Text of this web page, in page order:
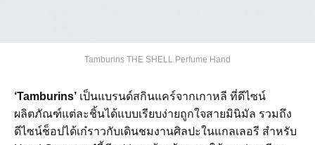
Tamburins THE SHELL Perfume Hand
‘Tamburins’ เป็นแบรนด์สกินแคร์จากเกาหลี ที่ดีไซน์
ผลิตภัณฑ์แต่ละชิ้นได้แบบเรียบง่ายถูกใจสายมินิมัล รวมถึง
ดีไซน์ช็อปได้เก๋ราวกับเดินชมงานศิลปะในแกลเลอรี สำหรับ